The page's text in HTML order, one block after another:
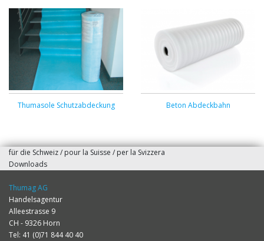
Thumasole Schutzabdeckung Beton Abdeckbahn
für die Schweiz / pour la Suisse / per la Svizzera
Downloads
Thumag AG
Handelsagentur
Alleestrasse 9
CH - 9326 Horn
Tel: 41 (0)71 844 40 40